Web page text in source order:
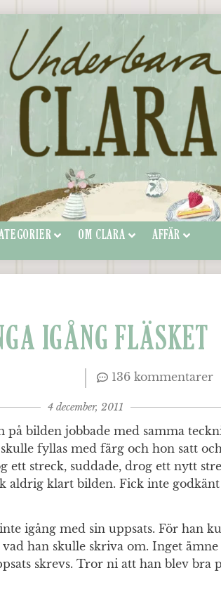
OM CLARA AFFÄR
IGÅNG FLÄSKET
136 kommentarer
4 december, 2011
på bilden jobbade med samma
fyllas med färg och hon satt
ett streck, suddade, drog ett nytt
aldrig klart bilden. Fick inte
igång med sin uppsats. För han
han skulle skriva om. Inget
skrevs. Tror ni att han blev bra